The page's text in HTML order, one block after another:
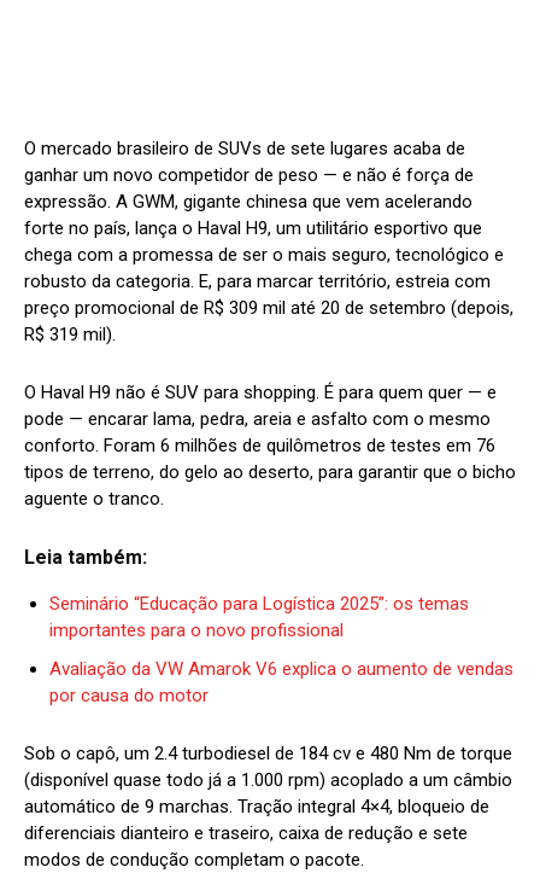
O mercado brasileiro de SUVs de sete lugares acaba de
ganhar um novo competidor de peso — e não é força de
expressão. A GWM, gigante chinesa que vem acelerando
forte no país, lança o Haval H9, um utilitário esportivo que
chega com a promessa de ser o mais seguro, tecnológico e
robusto da categoria. E, para marcar território, estreia com
preço promocional de R$ 309 mil até 20 de setembro (depois,
R$ 319 mil).
O Haval H9 não é SUV para shopping. É para quem quer — e
pode — encarar lama, pedra, areia e asfalto com o mesmo
conforto. Foram 6 milhões de quilômetros de testes em 76
tipos de terreno, do gelo ao deserto, para garantir que o bicho
aguente o tranco.
Leia também:
Seminário “Educação para Logística 2025”: os temas
importantes para o novo profissional
Avaliação da VW Amarok V6 explica o aumento de vendas
por causa do motor
Sob o capô, um 2.4 turbodiesel de 184 cv e 480 Nm de torque
(disponível quase todo já a 1.000 rpm) acoplado a um câmbio
automático de 9 marchas. Tração integral 4×4, bloqueio de
diferenciais dianteiro e traseiro, caixa de redução e sete
modos de condução completam o pacote.